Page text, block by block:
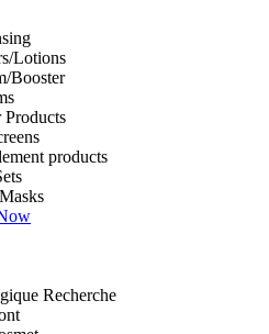
Lotions
Booster
Products
products
Recherche